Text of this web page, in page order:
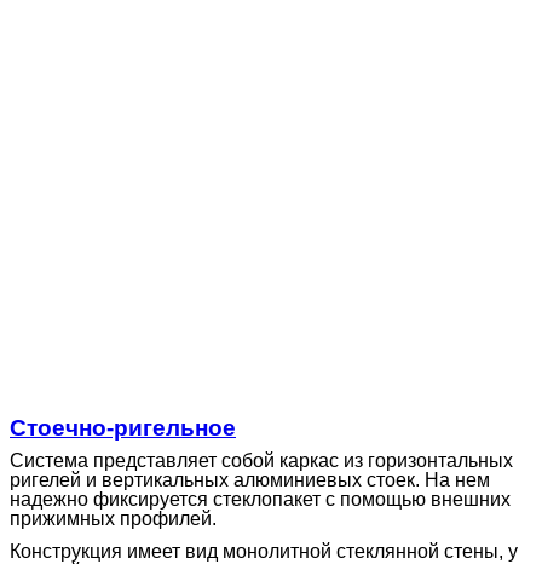
Стоечно-ригельное
Система представляет собой каркас из горизонтальных
ригелей и вертикальных алюминиевых стоек. На нем
надежно фиксируется стеклопакет с помощью внешних
прижимных профилей.
Конструкция имеет вид монолитной стеклянной стены, у